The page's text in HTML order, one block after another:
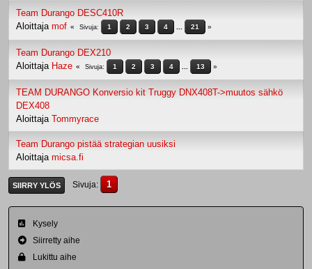
Team Durango DESC410R
Aloittaja mof Sivuja 1 2 3 4 21
Team Durango DEX210
Aloittaja Haze Sivuja 1 2 3 4 13
TEAM DURANGO Konversio kit Truggy DNX408T->muutos sähkö
DEX408
Aloittaja Tommyrace
Team Durango pistää strategian uusiksi
Aloittaja micsa.fi
SIIRRY YLÖS Sivuja 1
Kysely
Siirretty aihe
Lukittu aihe